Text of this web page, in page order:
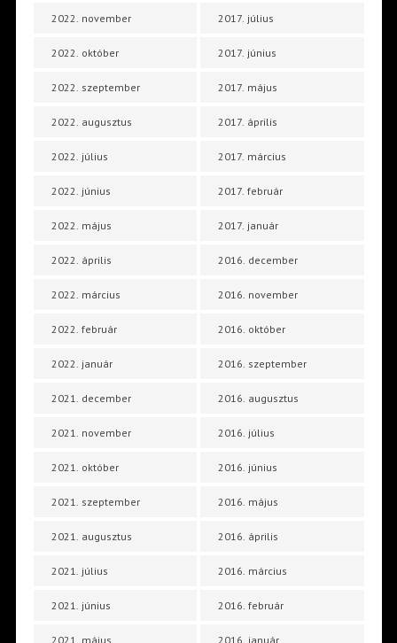
2022. november
2022. október
2022. szeptember
2022. augusztus
2022. július
2022. június
2022. május
2022. április
2022. március
2022. február
2022. január
2021. december
2021. november
2021. október
2021. szeptember
2021. augusztus
2021. július
2021. június
2021. május
2017. július
2017. június
2017. május
2017. április
2017. március
2017. február
2017. január
2016. december
2016. november
2016. október
2016. szeptember
2016. augusztus
2016. július
2016. június
2016. május
2016. április
2016. március
2016. február
2016. január